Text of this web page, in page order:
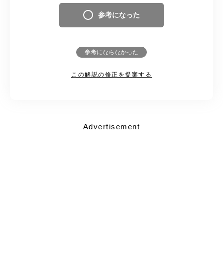
参考になった
参考にならなかった
この解説の修正を提案する
Advertisement